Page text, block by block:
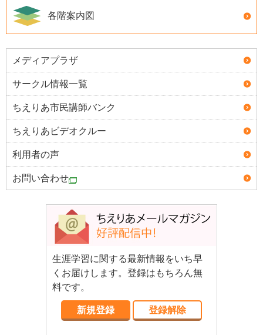
各階案内図
メディアプラザ
サークル情報一覧
ちえりあ市民講師バンク
ちえりあビデオクルー
利用者の声
お問い合わせ
生涯学習に関する最新情報をいち早
くお届けします。登録はもちろん無
料です。
新規登録 登録解除